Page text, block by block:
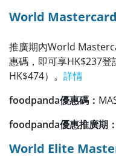
World
推廣期內World
惠碼，即可享HK$237
HK$474）。 詳情
foodpanda優惠碼：
foodpanda優惠推廣期：
World Elite